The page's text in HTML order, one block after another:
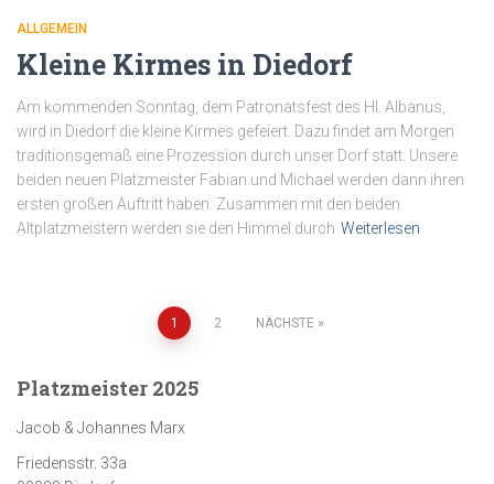
ALLGEMEIN
Kleine Kirmes in Diedorf
Am kommenden Sonntag, dem Patronatsfest des Hl. Albanus,
wird in Diedorf die kleine Kirmes gefeiert. Dazu findet am Morgen
traditionsgemäß eine Prozession durch unser Dorf statt. Unsere
beiden neuen Platzmeister Fabian und Michael werden dann ihren
ersten großen Auftritt haben. Zusammen mit den beiden
Altplatzmeistern werden sie den Himmel durch Weiterlesen
Seitennummerierung
der
Beiträge
1 2 NÄCHSTE
Platzmeister 2025
Jacob & Johannes Marx
Friedensstr. 33a